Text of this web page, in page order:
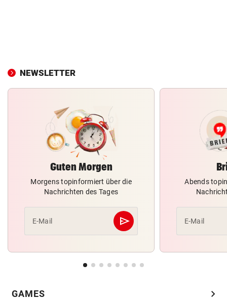
NEWSLETTER
Guten Morgen
Morgens topinformiert über die
Nachrichten des Tages
E-Mail send
Abschicken
Abends
E-Mail
GAMES chevron_right